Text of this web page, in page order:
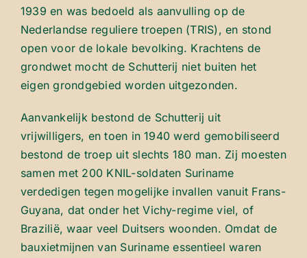
1939 en was bedoeld als aanvulling op de
Nederlandse reguliere troepen (TRIS), en stond
open voor de lokale bevolking. Krachtens de
grondwet mocht de Schutterij niet buiten het
eigen grondgebied worden uitgezonden.
Aanvankelijk bestond de Schutterij uit
vrijwilligers, en toen in 1940 werd gemobiliseerd
bestond de troep uit slechts 180 man. Zij moesten
samen met 200 KNIL-soldaten Suriname
verdedigen tegen mogelijke invallen vanuit Frans-
Guyana, dat onder het Vichy-regime viel, of
Brazilië, waar veel Duitsers woonden. Omdat de
bauxietmijnen van Suriname essentieel waren